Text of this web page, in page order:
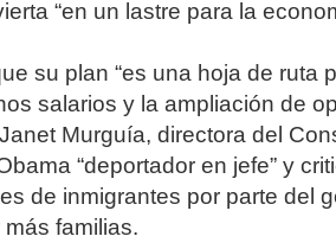
“en un lastre para la
su plan “es una hoja de ruta
salarios y la ampliación de
Murguía, directora del
“deportador en jefe” y
de inmigrantes por parte del
familias.